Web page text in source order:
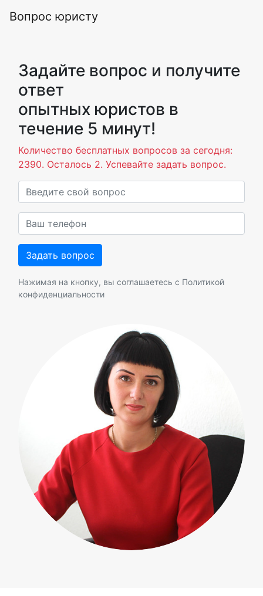
Вопрос юристу
Задайте вопрос и получите
ответ
опытных юристов в
течение 5 минут!
Количество бесплатных вопросов за сегодня:
2390. Осталось 2. Успевайте задать вопрос.
Нажимая на кнопку, вы соглашаетесь с Политикой
конфиденциальности